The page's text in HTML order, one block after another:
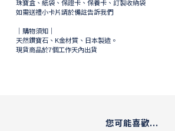
珠寶盒、紙袋、保證卡、保養卡、訂製收納袋
如需送禮小卡片請於備註告訴我們
｜購物須知｜
天然鑽寶石、K金材質、日本製造。
現貨商品於7個工作天內出貨
您可能喜歡...